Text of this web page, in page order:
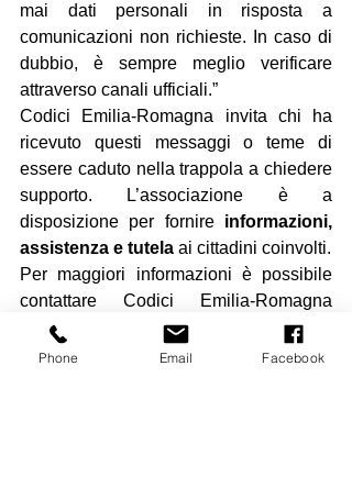
mai dati personali in risposta a
comunicazioni non richieste. In caso di
dubbio, è sempre meglio verificare
attraverso canali ufficiali.”
Codici Emilia-Romagna invita chi ha
ricevuto questi messaggi o teme di
essere caduto nella trappola a chiedere
supporto. L’associazione è a
disposizione per fornire informazioni,
assistenza e tutela ai cittadini coinvolti.
Per maggiori informazioni è possibile
contattare Codici Emilia-Romagna
tramite mail scrivendo
a codici.emiliaromagna@codici.org
Phone Email Facebook